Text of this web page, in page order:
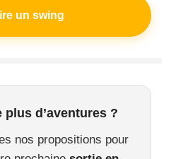
un swing
plus d’aventures ?
nos propositions pour